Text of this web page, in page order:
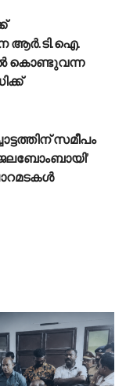
ആർ.ടി.ഐ.
കൊണ്ടുവന്ന
സമീപം